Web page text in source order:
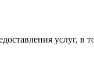
услуг, в